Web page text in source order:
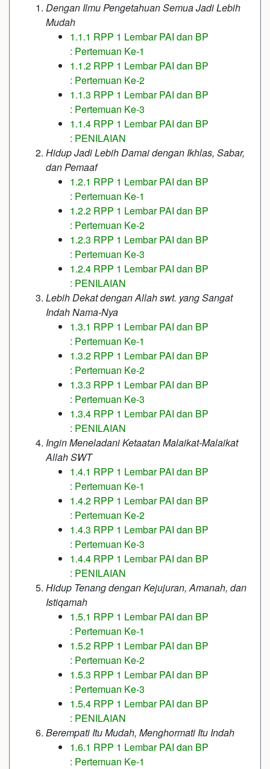
Dengan Ilmu Pengetahuan Semua Jadi Lebih
Mudah
1.1.1 RPP 1 Lembar PAI dan BP
: Pertemuan Ke-1
1.1.2 RPP 1 Lembar PAI dan BP
: Pertemuan Ke-2
1.1.3 RPP 1 Lembar PAI dan BP
: Pertemuan Ke-3
1.1.4 RPP 1 Lembar PAI dan BP
: PENILAIAN
Hidup Jadi Lebih Damai dengan Ikhlas, Sabar,
dan Pemaaf
1.2.1 RPP 1 Lembar PAI dan BP
: Pertemuan Ke-1
1.2.2 RPP 1 Lembar PAI dan BP
: Pertemuan Ke-2
1.2.3 RPP 1 Lembar PAI dan BP
: Pertemuan Ke-3
1.2.4 RPP 1 Lembar PAI dan BP
: PENILAIAN
Lebih Dekat dengan Allah swt. yang Sangat
Indah Nama-Nya
1.3.1 RPP 1 Lembar PAI dan BP
: Pertemuan Ke-1
1.3.2 RPP 1 Lembar PAI dan BP
: Pertemuan Ke-2
1.3.3 RPP 1 Lembar PAI dan BP
: Pertemuan Ke-3
1.3.4 RPP 1 Lembar PAI dan BP
: PENILAIAN
Ingin Meneladani Ketaatan Malaikat-Malaikat
Allah SWT
1.4.1 RPP 1 Lembar PAI dan BP
: Pertemuan Ke-1
1.4.2 RPP 1 Lembar PAI dan BP
: Pertemuan Ke-2
1.4.3 RPP 1 Lembar PAI dan BP
: Pertemuan Ke-3
1.4.4 RPP 1 Lembar PAI dan BP
: PENILAIAN
Hidup Tenang dengan Kejujuran, Amanah, dan
Istiqamah
1.5.1 RPP 1 Lembar PAI dan BP
: Pertemuan Ke-1
1.5.2 RPP 1 Lembar PAI dan BP
: Pertemuan Ke-2
1.5.3 RPP 1 Lembar PAI dan BP
: Pertemuan Ke-3
1.5.4 RPP 1 Lembar PAI dan BP
: PENILAIAN
Berempati Itu Mudah, Menghormati Itu Indah
1.6.1 RPP 1 Lembar PAI dan BP
: Pertemuan Ke-1